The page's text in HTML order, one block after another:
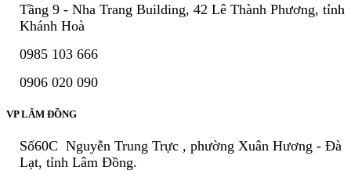
Tầng 9 - Nha Trang Building, 42 Lê Thành Phương, tỉnh
Khánh Hoà
0985 103 666
0906 020 090
VP LÂM ĐỒNG
Số60C Nguyễn Trung Trực , phường Xuân Hương - Đà
Lạt, tỉnh Lâm Đồng.